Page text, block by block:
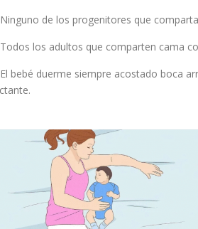
de los progenitores que
los adultos que comparten cama
bebé duerme siempre acostado boca